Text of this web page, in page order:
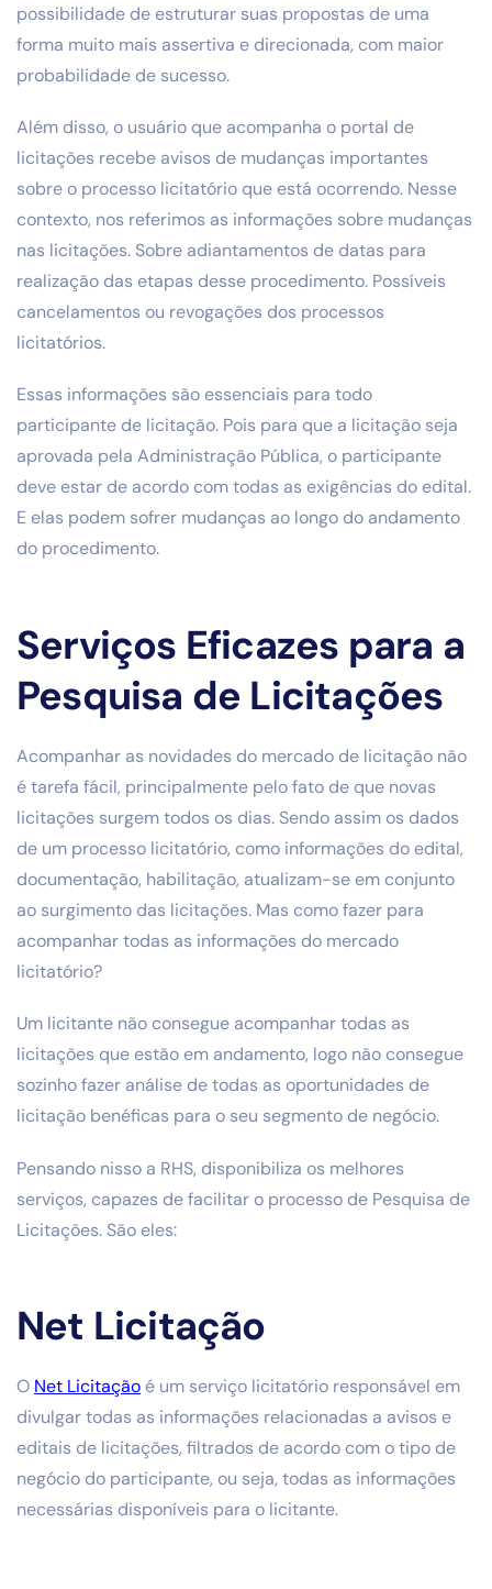
possibilidade de estruturar suas propostas de uma
forma muito mais assertiva e direcionada, com maior
probabilidade de sucesso.
Além disso, o usuário que acompanha o portal de
licitações recebe avisos de mudanças importantes
sobre o processo licitatório que está ocorrendo. Nesse
contexto, nos referimos as informações sobre mudanças
nas licitações. Sobre adiantamentos de datas para
realização das etapas desse procedimento. Possíveis
cancelamentos ou revogações dos processos
licitatórios.
Essas informações são essenciais para todo
participante de licitação. Pois para que a licitação seja
aprovada pela Administração Pública, o participante
deve estar de acordo com todas as exigências do edital.
E elas podem sofrer mudanças ao longo do andamento
do procedimento.
Serviços Eficazes para a
Pesquisa de Licitações
Acompanhar as novidades do mercado de licitação não
é tarefa fácil, principalmente pelo fato de que novas
licitações surgem todos os dias. Sendo assim os dados
de um processo licitatório, como informações do edital,
documentação, habilitação, atualizam-se em conjunto
ao surgimento das licitações. Mas como fazer para
acompanhar todas as informações do mercado
licitatório?
Um licitante não consegue acompanhar todas as
licitações que estão em andamento, logo não consegue
sozinho fazer análise de todas as oportunidades de
licitação benéficas para o seu segmento de negócio.
Pensando nisso a RHS, disponibiliza os melhores
serviços, capazes de facilitar o processo de Pesquisa de
Licitações. São eles:
Net Licitação
O Net Licitação é um serviço licitatório responsável em
divulgar todas as informações relacionadas a avisos e
editais de licitações, filtrados de acordo com o tipo de
negócio do participante, ou seja, todas as informações
necessárias disponíveis para o licitante.